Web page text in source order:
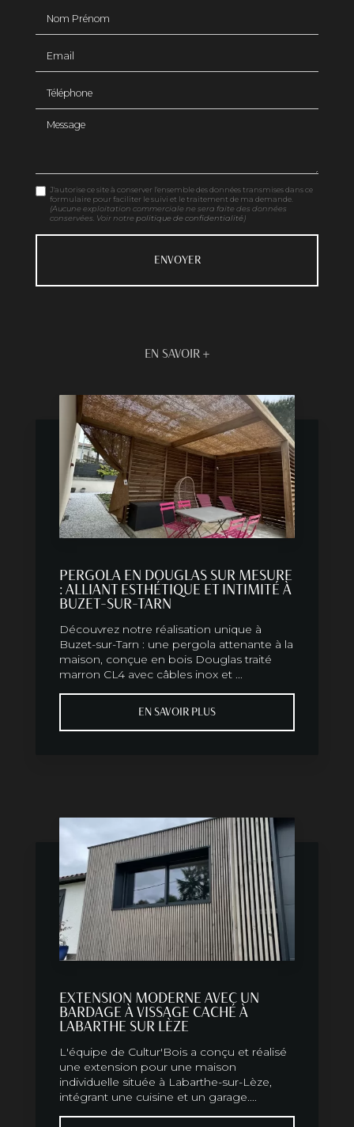
Message
J'autorise ce site à conserver l'ensemble des données transmises dans ce
formulaire pour faciliter le suivi et le traitement de ma demande.
(Aucune exploitation commerciale ne sera faite des données
conservées. Voir notre politique de confidentialité)
EN SAVOIR +
PERGOLA EN DOUGLAS SUR MESURE
: ALLIANT ESTHÉTIQUE ET INTIMITÉ À
BUZET-SUR-TARN
Découvrez notre réalisation unique à
Buzet-sur-Tarn : une pergola attenante à la
maison, conçue en bois Douglas traité
marron CL4 avec câbles inox et ...
EN SAVOIR PLUS
EXTENSION MODERNE AVEC UN
BARDAGE À VISSAGE CACHÉ À
LABARTHE SUR LÈZE
L'équipe de Cultur'Bois a conçu et réalisé
une extension pour une maison
individuelle située à Labarthe-sur-Lèze,
intégrant une cuisine et un garage....